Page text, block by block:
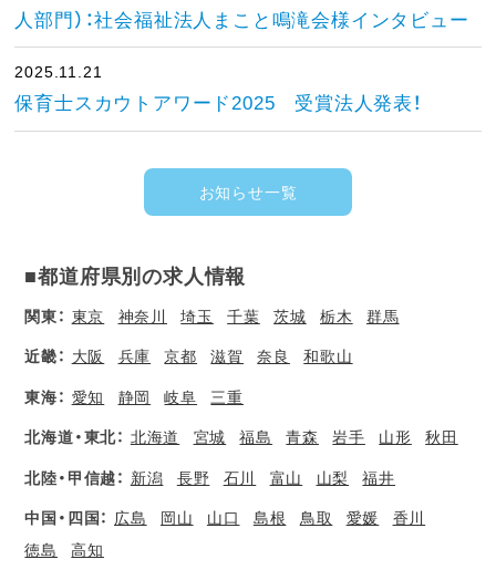
人部門）：社会福祉法人まこと鳴滝会様インタビュー
2025.11.21
保育士スカウトアワード2025 受賞法人発表！
お知らせ一覧
■都道府県別の求人情報
関東： 東京 神奈川 埼玉 千葉 茨城 栃木 群馬
近畿： 大阪 兵庫 京都 滋賀 奈良 和歌山
東海： 愛知 静岡 岐阜 三重
北海道・東北： 北海道 宮城 福島 青森 岩手 山形 秋田
北陸・甲信越： 新潟 長野 石川 富山 山梨 福井
中国・四国： 広島 岡山 山口 島根 鳥取 愛媛
香川
徳島
高知